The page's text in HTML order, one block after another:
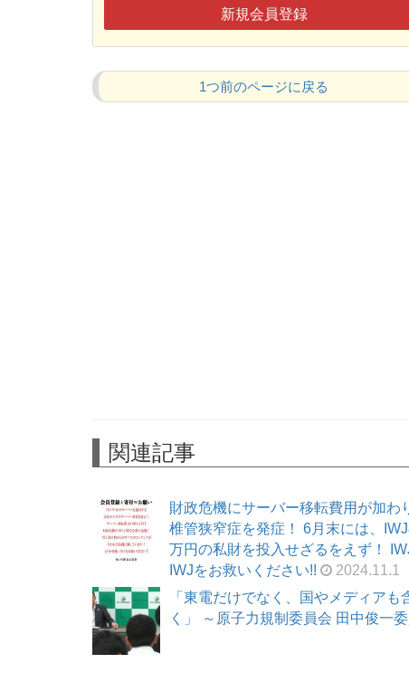
新規会員登録
1つ前のページに戻る
関連記事
財政危機にサーバー移転費用が加わ
椎管狭窄症を発症！ 6月末には、
万円の私財を投入せざるをえず！
IWJをお救いください!!
2024.11.1
「東電だけでなく、国やメディア
く」 ～原子力規制委員会 田中俊一